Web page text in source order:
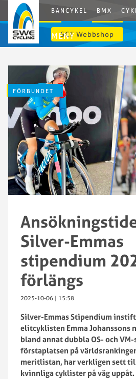
BANCYKEL BMX
MENY
SCF Webbshop
FÖRBUNDET
Silver-Emmas
stipendium
förlängs
2025-10-06 | 15:58
Silver-Emmas Stipendium
elitcyklisten Emma Johanssons
bland annat dubbla OS- och
förstaplatsen på
meritlistan, har verkligen sett
kvinnliga cyklister på väg uppåt.